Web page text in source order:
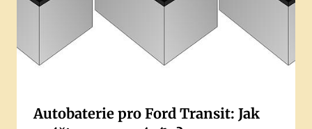
Autobaterie pro Ford Transit: Jak